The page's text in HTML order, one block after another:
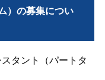
）の募集につい
タント（パートタ